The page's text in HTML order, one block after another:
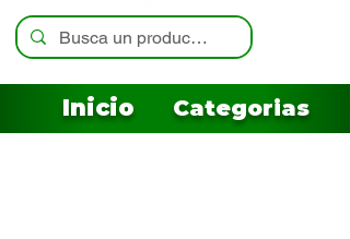
Inicio Categorias